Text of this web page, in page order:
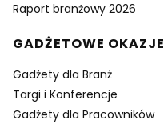
Raport branżowy 2026
GADŻETOWE OKAZJE
Gadżety dla Branż
Targi i Konferencje
Gadżety dla Pracowników